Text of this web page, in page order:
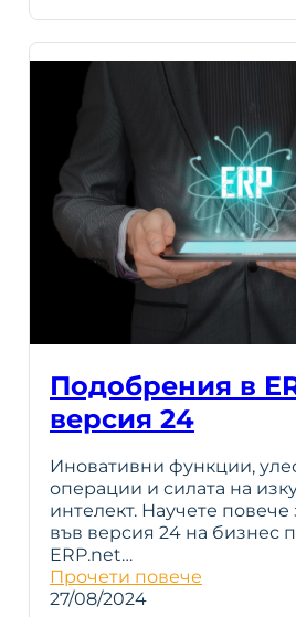
Подобрения в
версия 24
Иновативни функции,
операции и силата на
интелект. Научете повече
във версия 24 на бизнес
ERP.net…
Прочети повече
27/08/2024